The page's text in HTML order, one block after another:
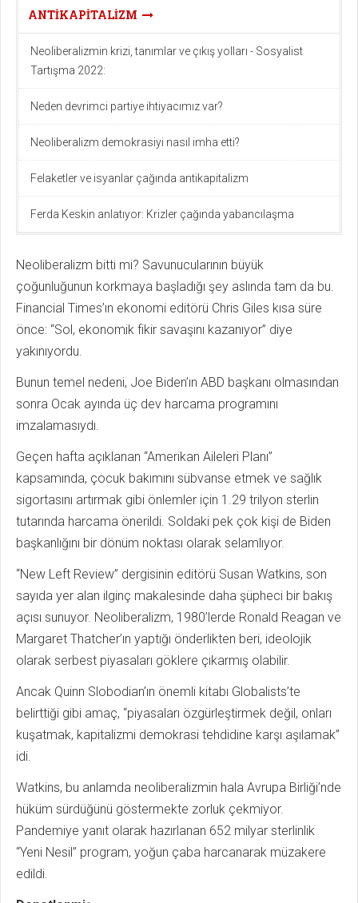
ANTIKAPITALIZM
Neoliberalizmin krizi, tanımlar ve çıkış yolları - Sosyalist
Tartışma 2022:
Neden devrimci partiye ihtiyacımız var?
Neoliberalizm demokrasiyi nasıl imha etti?
Felaketler ve isyanlar çağında antikapitalizm
Ferda Keskin anlatıyor: Krizler çağında yabancılaşma
Neoliberalizm bitti mi? Savunucularının büyük
çoğunluğunun korkmaya başladığı şey aslında tam da bu.
Financial Times’ın ekonomi editörü Chris Giles kısa süre
önce: “Sol, ekonomik fikir savaşını kazanıyor” diye
yakınıyordu.
Bunun temel nedeni, Joe Biden’ın ABD başkanı olmasından
sonra Ocak ayında üç dev harcama programını
imzalamasıydı.
Geçen hafta açıklanan “Amerikan Aileleri Planı”
kapsamında, çocuk bakımını sübvanse etmek ve sağlık
sigortasını artırmak gibi önlemler için 1.29 trilyon sterlin
tutarında harcama önerildi. Soldaki pek çok kişi de Biden
başkanlığını bir dönüm noktası olarak selamlıyor.
“New Left Review” dergisinin editörü Susan Watkins, son
sayıda yer alan ilginç makalesinde daha şüpheci bir bakış
açısı sunuyor. Neoliberalizm, 1980’lerde Ronald Reagan ve
Margaret Thatcher’ın yaptığı önderlikten beri, ideolojik
olarak serbest piyasaları göklere çıkarmış olabilir.
Ancak Quinn Slobodian’ın önemli kitabı Globalists’te
belirttiği gibi amaç, “piyasaları özgürleştirmek değil, onları
kuşatmak, kapitalizmi demokrasi tehdidine karşı aşılamak”
idi.
Watkins, bu anlamda neoliberalizmin hala Avrupa Birliği’nde
hüküm sürdüğünü göstermekte zorluk çekmiyor.
Pandemiye yanıt olarak hazırlanan 652 milyar sterlinlik
“Yeni Nesil” program, yoğun çaba harcanarak müzakere
edildi.